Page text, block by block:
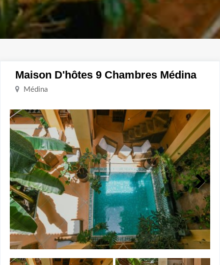
Maison D'hôtes 9 Chambres Médina
Médina
Next